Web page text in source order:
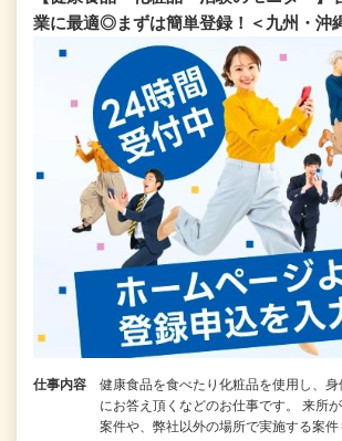
業に最適◎まずは簡単登録！＜九州・沖
仕事内容
健康食品を食べたり化粧品を使用し、身
にお答え頂くなどのお仕事です。 来所
案件や、弊社以外の場所で実施する案